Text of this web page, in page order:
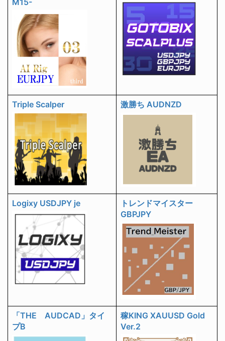
Triple Scalper 激勝ち AUDNZD
Logixy USDJPY je
トレンドマイスター
GBPJPY
「THE AUDCAD」タイ
プB
稼KING XAUUSD Gold
Ver.2